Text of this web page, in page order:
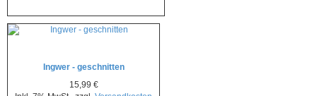
Ingwer - geschnitten
15,99 €